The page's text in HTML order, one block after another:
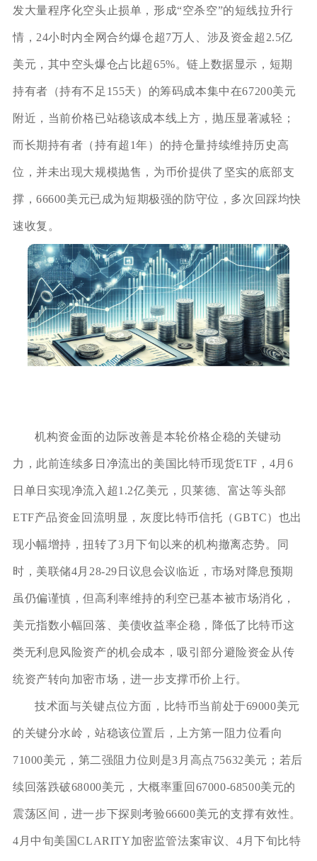
发大量程序化空头止损单，形成“空杀空”的短线拉升行
情，24小时内全网合约爆仓超7万人、涉及资金超2.5亿
美元，其中空头爆仓占比超65%。链上数据显示，短期
持有者（持有不足155天）的筹码成本集中在67200美元
附近，当前价格已站稳该成本线上方，抛压显著减轻；
而长期持有者（持有超1年）的持仓量持续维持历史高
位，并未出现大规模抛售，为币价提供了坚实的底部支
撑，66600美元已成为短期极强的防守位，多次回踩均快
速收复。
机构资金面的边际改善是本轮价格企稳的关键动
力，此前连续多日净流出的美国比特币现货ETF，4月6
日单日实现净流入超1.2亿美元，贝莱德、富达等头部
ETF产品资金回流明显，灰度比特币信托（GBTC）也出
现小幅增持，扭转了3月下旬以来的机构撤离态势。同
时，美联储4月28-29日议息会议临近，市场对降息预期
虽仍偏谨慎，但高利率维持的利空已基本被市场消化，
美元指数小幅回落、美债收益率企稳，降低了比特币这
类无利息风险资产的机会成本，吸引部分避险资金从传
统资产转向加密市场，进一步支撑币价上行。
技术面与关键点位方面，比特币当前处于69000美元
的关键分水岭，站稳该位置后，上方第一阻力位看向
71000美元，第二强阻力位则是3月高点75632美元；若后
续回落跌破68000美元，大概率重回67000-68500美元的
震荡区间，进一步下探则考验66600美元的支撑有效性。
4月中旬美国CLARITY加密监管法案审议、4月下旬比特